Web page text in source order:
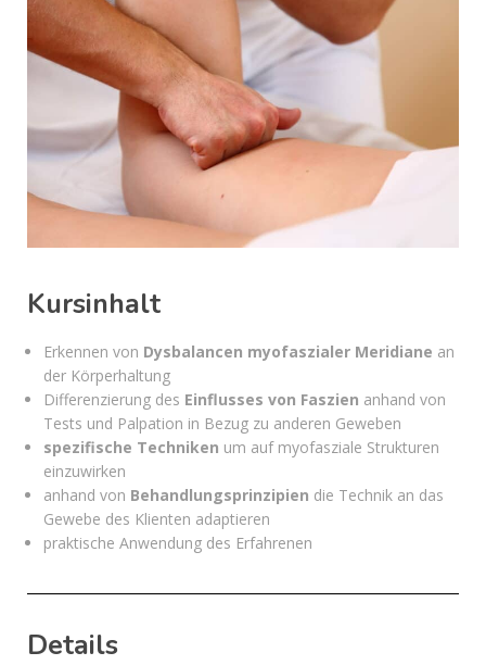
Kursinhalt
Erkennen von Dysbalancen myofaszialer Meridiane an
der Körperhaltung
Differenzierung des Einflusses von Faszien anhand von
Tests und Palpation in Bezug zu anderen Geweben
spezifische Techniken um auf myofasziale Strukturen
einzuwirken
anhand von Behandlungsprinzipien die Technik an das
Gewebe des Klienten adaptieren
praktische Anwendung des Erfahrenen
Details